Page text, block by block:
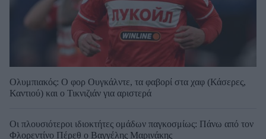
Ολυμπιακός: Ο φορ Ουγκάλντε, τα φαβορί στα χαφ (Κάσερες,
Καντιού) και ο Τικνιζιάν για αριστερά
Οι πλουσιότεροι ιδιοκτήτες ομάδων παγκοσμίως: Πάνω από τον
Φλορεντίνο Πέρεθ ο Βαγγέλης Μαρινάκης